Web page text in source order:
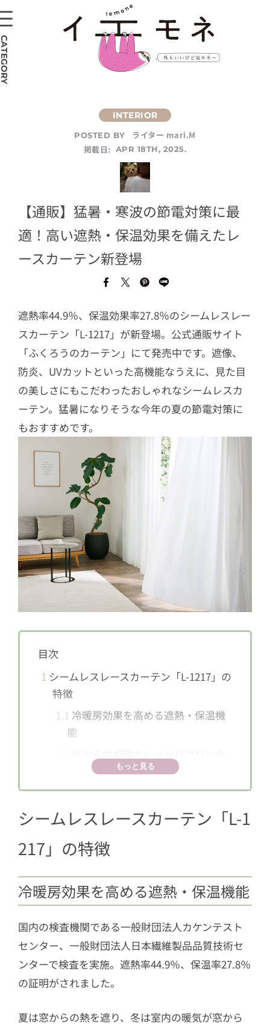
POSTED BY
ライター mari.M
掲載日:
APR 18TH, 2025.
【通販】猛暑・寒波の節電対策に最
適！高い遮熱・保温効果を備えたレ
ースカーテン新登場
遮熱率44.9％、保温効果率27.8％のシームレスレー
スカーテン「L-1217」が新登場。公式通販サイト
「ふくろうのカーテン」にて発売中です。遮像、
防炎、UVカットといった高機能なうえに、見た目
の美しさにもこだわったおしゃれなシームレスカ
ーテン。猛暑になりそうな今年の夏の節電対策に
もおすすめです。
目次
1 シームレスレースカーテン「L-1217」の
特徴
1.1 冷暖房効果を高める遮熱・保温機
能
室内での日焼け防止効果
1.5 スッキリとした美しい仕上がり
1.6しっかりとした艶のある生地感
もっと見る
シームレスレースカーテン「L-1
217」の特徴
冷暖房効果を高める遮熱・保温機能
国内の検査機関である一般財団法人カケンテスト
センター、一般財団法人日本繊維製品品質技術セ
ンターで検査を実施。遮熱率44.9％、保温率27.8％
の証明がされました。
夏は窓からの熱を遮り、冬は室内の暖気が窓から